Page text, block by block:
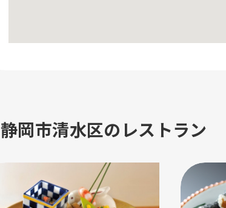
静岡市清水区のレストラン